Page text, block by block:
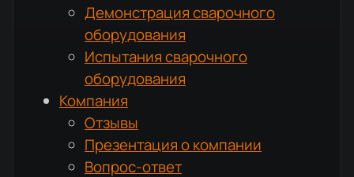
Демонстрация сварочного
оборудования
Испытания сварочного
оборудования
Компания
Отзывы
Презентация о компании
Вопрос-ответ